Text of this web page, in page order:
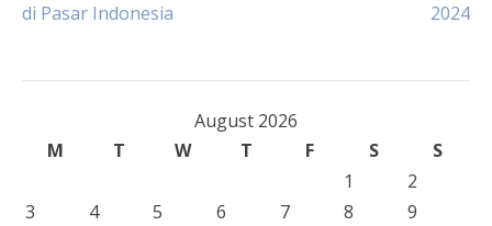
navigation
di Pasar Indonesia
2024
August 2026
M
T W T F S
S
1
2
3
4 5 6 7 8
9